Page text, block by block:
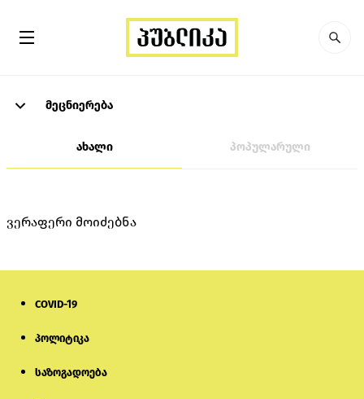
მეცნიერება
ახალი პოპულარული
ვერაფერი მოიძებნა
COVID-19
პოლიტიკა
საზოგადოება